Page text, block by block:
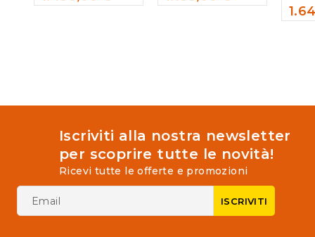
0
0
0
Iscriviti alla nostra newsletter
per scoprire tutte le novità!
Ricevi tutte le offerte e promozioni